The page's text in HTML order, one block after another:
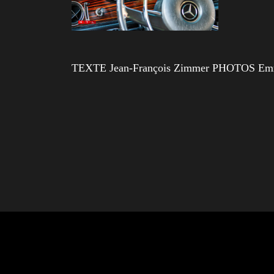
TEXTE Jean-François Zimmer PHOTOS